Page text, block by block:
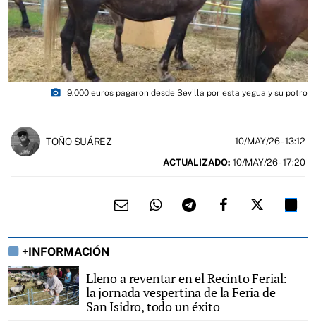
photo_camera 9.000 euros pagaron desde Sevilla por esta yegua y su potro
TOÑO SUÁREZ 10/MAY/26- 13:12
ACTUALIZADO: 10/MAY/26 - 17:20
+INFORMACIÓN
Lleno a reventar en el Recinto Ferial:
la jornada vespertina de la Feria de
San Isidro, todo un éxito